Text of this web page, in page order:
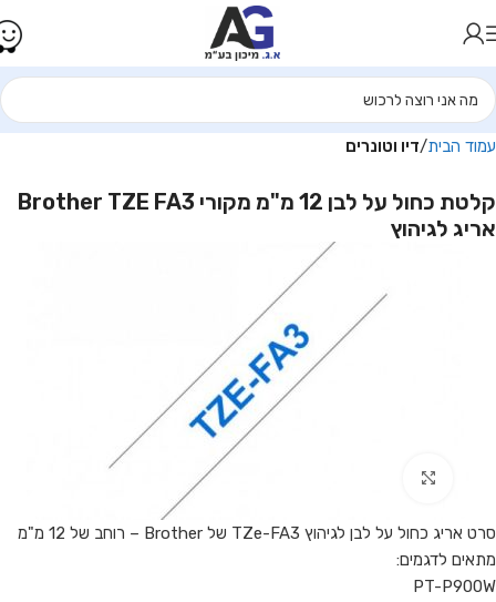
עמוד הבית דיו וטונרים
קלטת כחול על לבן 12 מ"מ מקורי Brother TZE FA3
אריג לגיהוץ
סרט אריג כחול על לבן לגיהוץ TZe-FA3 של Brother – רוחב של 12 מ"מ
מתאים לדגמים:
PT-P900W